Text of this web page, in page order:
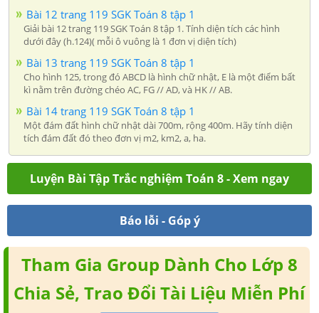
Bài 12 trang 119 SGK Toán 8 tập 1
Giải bài 12 trang 119 SGK Toán 8 tập 1. Tính diện tích các hình
dưới đây (h.124)( mỗi ô vuông là 1 đơn vị diện tích)
Bài 13 trang 119 SGK Toán 8 tập 1
Cho hình 125, trong đó ABCD là hình chữ nhật, E là một điểm bất
kì nằm trên đường chéo AC, FG // AD, và HK // AB.
Bài 14 trang 119 SGK Toán 8 tập 1
Một đám đất hình chữ nhật dài 700m, rộng 400m. Hãy tính diện
tích đám đất đó theo đơn vị m2, km2, a, ha.
Luyện Bài Tập Trắc nghiệm Toán 8 - Xem ngay
Báo lỗi - Góp ý
Tham Gia Group Dành Cho Lớp 8
Chia Sẻ, Trao Đổi Tài Liệu Miễn Phí